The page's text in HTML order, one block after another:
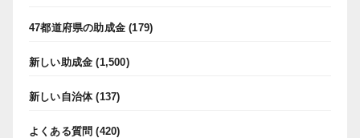
47都道府県の助成金 (179)
新しい助成金 (1,500)
新しい自治体(137)
よくある質問 (420)